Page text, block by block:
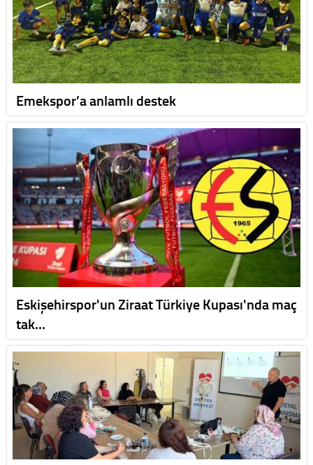
Emekspor’a anlamlı destek
Eskişehirspor'un Ziraat Türkiye Kupası'nda maç
tak…